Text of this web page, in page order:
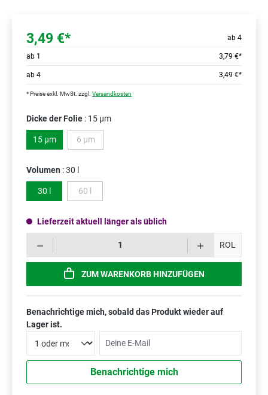
3,49 €* ab 4
ab 1 3,79 €*
ab 4 3,49 €*
* Preise exkl. MwSt. zzgl. Versandkosten
Dicke der Folie : 15 µm
15 µm 6 µm
(Diese Option ist zurzeit nicht verfügbar.)
Volumen : 30 l
30 l 60 l(Diese Option ist zurzeit nicht verfügbar.)
Lieferzeit aktuell länger als üblich
ROL
ZUM WARENKORB HINZUFÜGEN
Benachrichtige mich, sobald das Produkt wieder auf
Lager ist.
Benachrichtige mich